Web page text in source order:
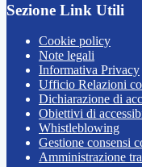
Sezione Link Utili
Cookie policy
Note legali
Informativa Privacy
Ufficio Relazioni
Dichiarazione di
Obiettivi di
Whistleblowing
Gestione consensi
Amministrazione